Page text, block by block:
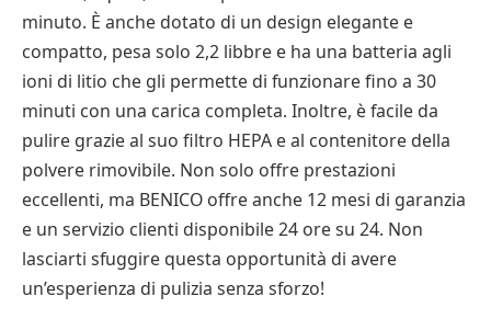
minuto. È anche dotato di un design elegante e
compatto, pesa solo 2,2 libbre e ha una batteria agli
ioni di litio che gli permette di funzionare fino a 30
minuti con una carica completa. Inoltre, è facile da
pulire grazie al suo filtro HEPA e al contenitore della
polvere rimovibile. Non solo offre prestazioni
eccellenti, ma BENICO offre anche 12 mesi di garanzia
e un servizio clienti disponibile 24 ore su 24. Non
lasciarti sfuggire questa opportunità di avere
un’esperienza di pulizia senza sforzo!